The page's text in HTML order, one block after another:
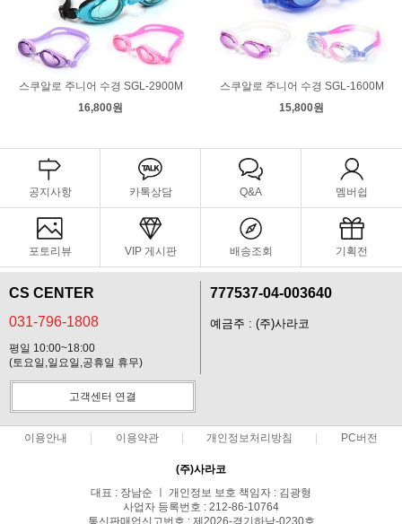
스쿠알로 주니어 수경 SGL-2900M
16,800원
스쿠알로 주니어 수경 SGL-1600M
15,800원
공지사항 카톡상담 Q&A 멤버쉽
포토리뷰 VIP 게시판 배송조회 기획전
CS CENTER
031-796-1808
평일 10:00~18:00
(토요일,일요일,공휴일 휴무)
777537-04-003640
예금주 : (주)사라코
고객센터 연결
이용안내 이용약관 개인정보처리방침 PC버전
(주)사라코
대표 : 장남순 ㅣ 개인정보 보호 책임자 : 김광형
사업자 등록번호 : 212-86-10764
통신판매업신고번호 : 제2026-경기하남-0230호